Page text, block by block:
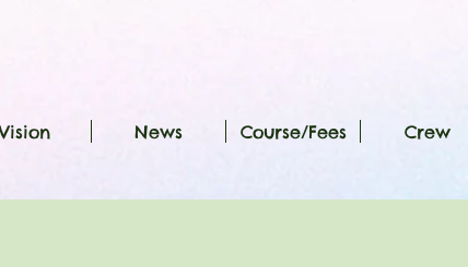
News Course/Fees Crew